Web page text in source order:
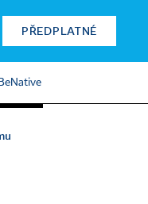
PŘEDPLATNÉ
BeNative